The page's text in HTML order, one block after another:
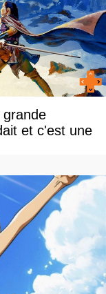
grande
et c'est une